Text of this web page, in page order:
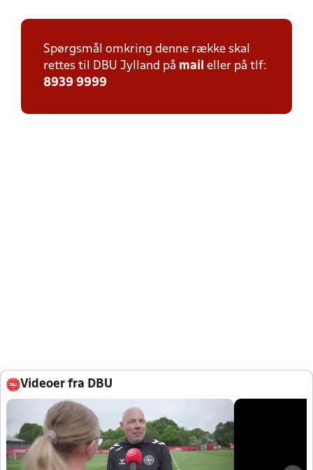
Spørgsmål omkring denne række skal
rettes til DBU Jylland på mail eller på tlf:
8939 9999
Videoer fra DBU